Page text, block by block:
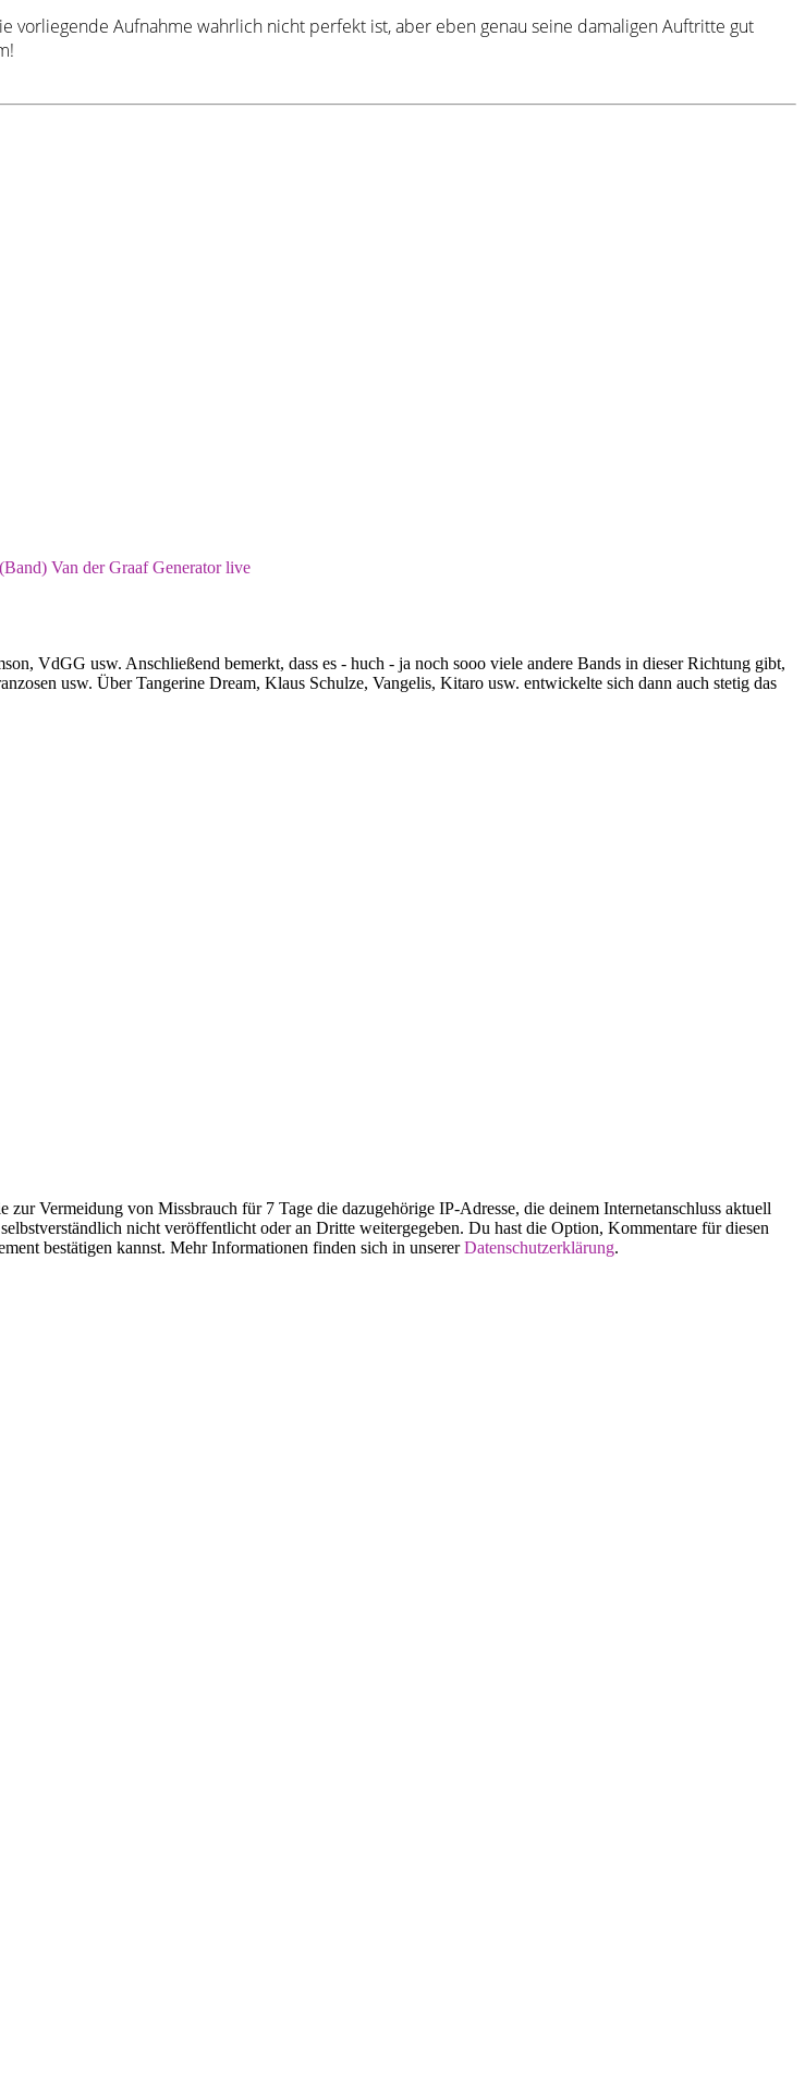
vorliegende Aufnahme wahrlich nicht perfekt ist, aber eben genau seine damaligen Auftritte gut
Van der Graaf Generator live
VdGG usw. Anschließend bemerkt, dass es - huch - ja noch sooo viele andere Bands in dieser Richtung gibt,
usw. Über Tangerine Dream, Klaus Schulze, Vangelis, Kitaro usw. entwickelte sich dann auch stetig das
Vermeidung von Missbrauch für 7 Tage die dazugehörige IP-Adresse, die deinem Internetanschluss aktuell
nicht veröffentlicht oder an Dritte weitergegeben. Du hast die Option, Kommentare für diesen
bestätigen kannst. Mehr Informationen finden sich in unsererDatenschutzerklärung.